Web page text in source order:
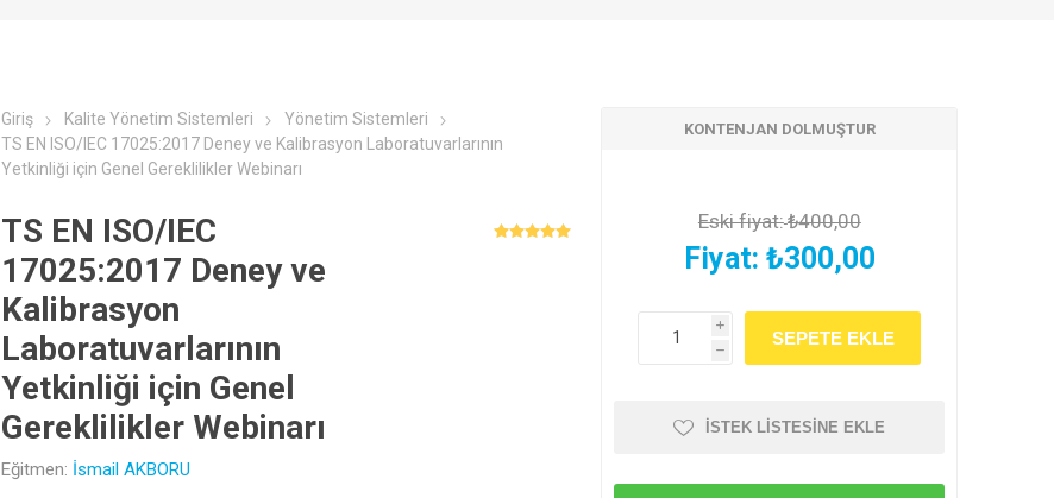
Giriş Kalite Yönetim Sistemleri
Yönetim Sistemleri
TS EN ISO/IEC 17025:2017 Deney ve Kalibrasyon Laboratuvarlarının
Yetkinliği için Genel Gereklilikler Webinarı
TS EN ISO/IEC
17025:2017 Deney ve
Kalibrasyon
Laboratuvarlarının
Yetkinliği için Genel
Gereklilikler Webinarı
Eğitmen: İsmail AKBORU
KONTENJAN DOLMUŞTUR
Eski fiyat:₺400,00
Fiyat: ₺300,00
i
h
İSTEK LISTESINE EKLE